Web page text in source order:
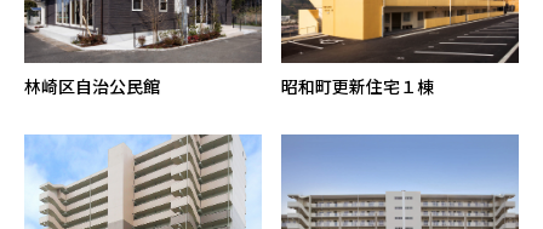
林崎区自治公民館 昭和町更新住宅１棟